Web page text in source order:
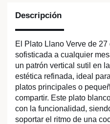
Descripción
El Plato Llano Verve de
sofisticada a cualquier
un patrón vertical sutil en
estética refinada, ideal
platos principales o
compartir. Este plato
con la funcionalidad,
soportar el ritmo de una